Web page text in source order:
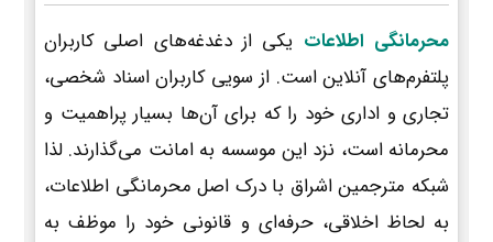
محرمانگی اطلاعات یکی از دغدغه‌های اصلی کاربران
پلتفرم‌های آنلاین است. از سویی کاربران اسناد شخصی،
تجاری و اداری خود را که برای آن‌ها بسیار پراهمیت و
محرمانه است، نزد این موسسه به امانت می‌گذارند. لذا
شبکه مترجمین اشراق با درک اصل محرمانگی اطلاعات،
به لحاظ اخلاقی، حرفه‌ای و قانونی خود را موظف به